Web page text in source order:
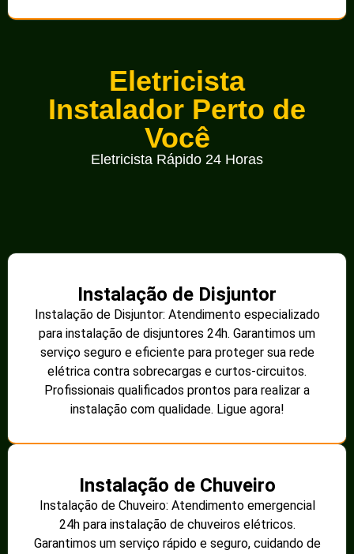
Eletricista
Instalador Perto de
Você
Eletricista Rápido 24 Horas
Instalação de Disjuntor
Instalação de Disjuntor: Atendimento especializado
para instalação de disjuntores 24h. Garantimos um
serviço seguro e eficiente para proteger sua rede
elétrica contra sobrecargas e curtos-circuitos.
Profissionais qualificados prontos para realizar a
instalação com qualidade. Ligue agora!
Instalação de Chuveiro
Instalação de Chuveiro: Atendimento emergencial
24h para instalação de chuveiros elétricos.
Garantimos um serviço rápido e seguro, cuidando de